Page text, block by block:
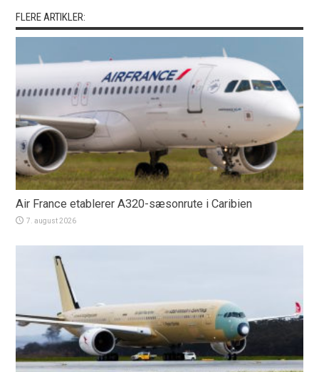
FLERE ARTIKLER:
Air France etablerer A320-sæsonrute i Caribien
7. august 2026